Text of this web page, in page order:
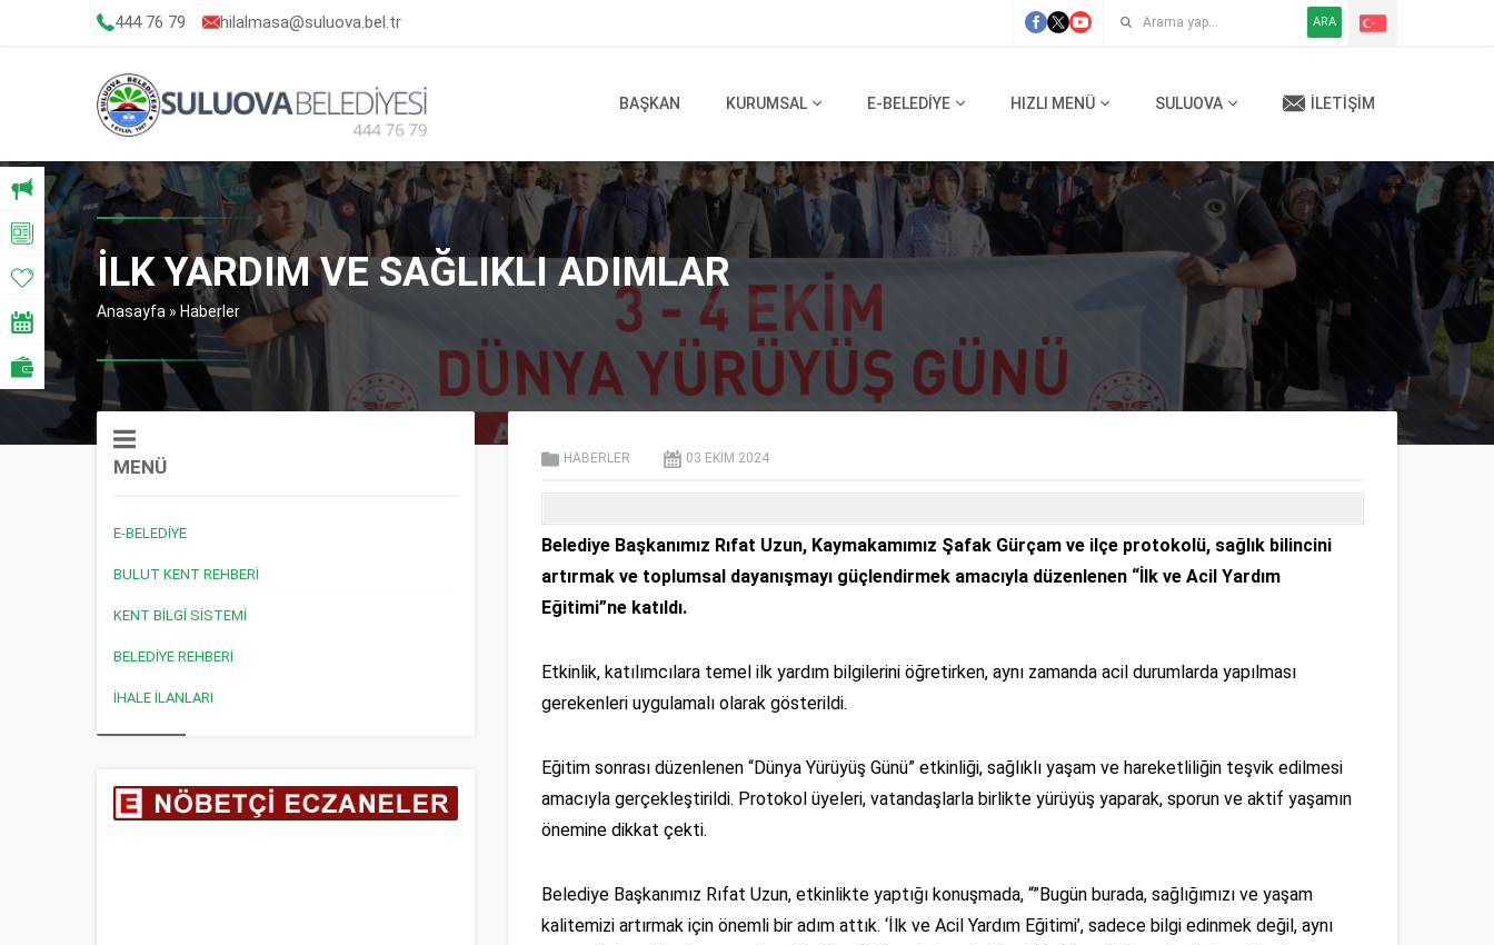
444 76 79 hilalmasa@suluova.bel.tr ARA
BAŞKAN KURUMSAL E-BELEDİYE HIZLI MENÜ SULUOVA İLETIŞIM
İLK YARDIM VE SAĞLIKLI ADIMLAR
Anasayfa » Haberler
HABERLER 03 EKIM 2024
Belediye Başkanımız Rıfat Uzun, Kaymakamımız Şafak Gürçam ve ilçe protokolü, sağlık bilincini
artırmak ve toplumsal dayanışmayı güçlendirmek amacıyla düzenlenen “İlk ve Acil Yardım
Eğitimi”ne katıldı.
Etkinlik, katılımcılara temel ilk yardım bilgilerini öğretirken, aynı zamanda acil durumlarda yapılması
gerekenleri uygulamalı olarak gösterildi.
Eğitim sonrası düzenlenen “Dünya Yürüyüş Günü” etkinliği, sağlıklı yaşam ve hareketliliğin teşvik edilmesi
amacıyla gerçekleştirildi. Protokol üyeleri, vatandaşlarla birlikte yürüyüş yaparak, sporun ve aktif yaşamın
önemine dikkat çekti.
Belediye Başkanımız Rıfat Uzun, etkinlikte yaptığı konuşmada, “”Bugün burada, sağlığımızı ve yaşam
kalitemizi artırmak için önemli bir adım attık. ‘İlk ve Acil Yardım Eğitimi’, sadece bilgi edinmek değil, aynı
MENÜ
E-BELEDİYE
BULUT KENT REHBERİ
KENT BİLGİ SİSTEMİ
BELEDİYE REHBERİ
İHALE İLANLARI